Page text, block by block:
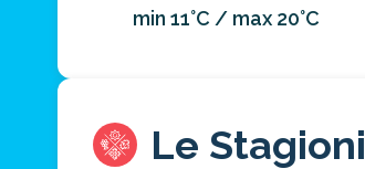
min 11°C / max 20°C
Le Stagioni